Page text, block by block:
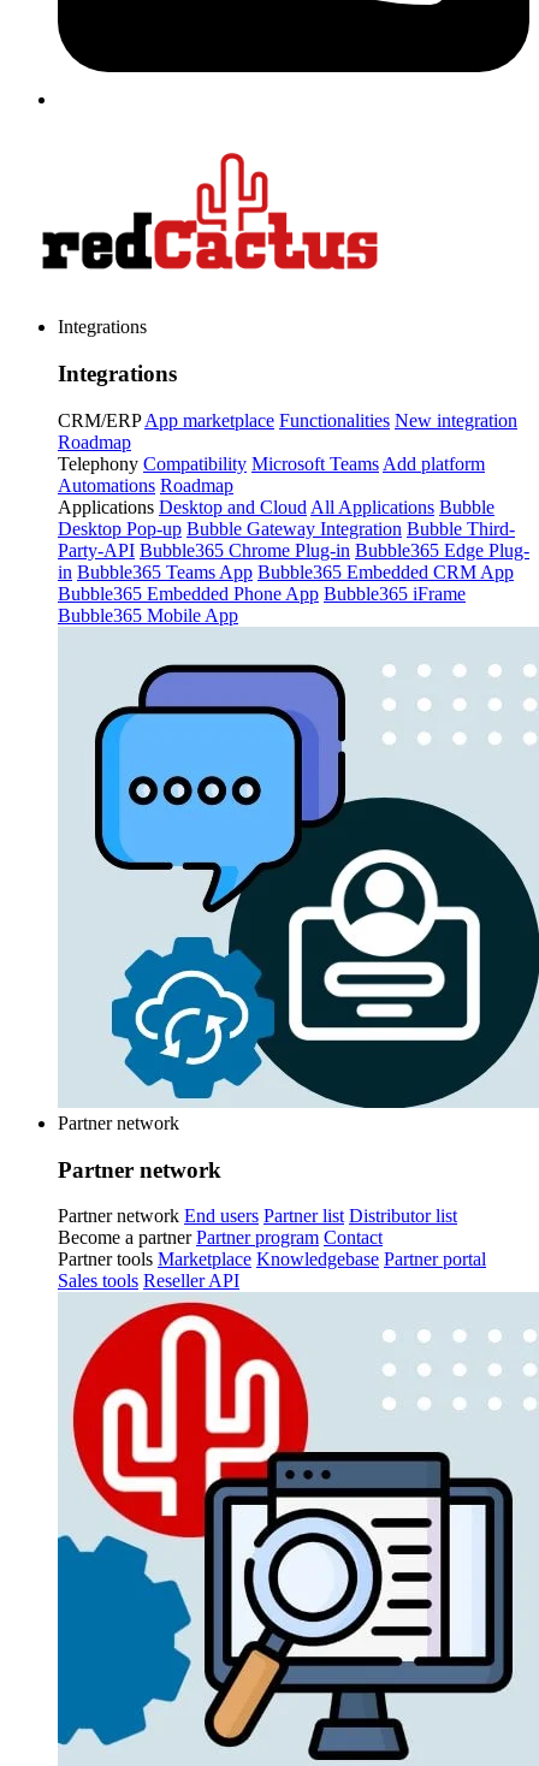
Integrations
Integrations
CRM/ERP App marketplace Functionalities New integration
Roadmap
Telephony Compatibility Microsoft Teams Add platform
Automations Roadmap
Applications Desktop and Cloud All Applications Bubble
Desktop Pop-up Bubble Gateway Integration Bubble Third-
Party-API Bubble365 Chrome Plug-in Bubble365 Edge Plug-
in Bubble365 Teams App Bubble365 Embedded CRM App
Bubble365 Embedded Phone App Bubble365 iFrame
Bubble365 Mobile App
Partner network
Partner network
Partner network End users Partner list Distributor list
Become a partner Partner program Contact
Partner tools Marketplace Knowledgebase Partner portal
Sales tools Reseller API